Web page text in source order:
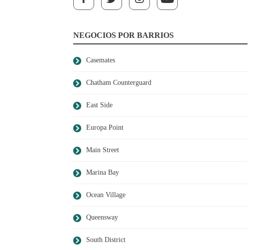
NEGOCIOS POR BARRIOS
Casemates
Chatham Counterguard
East Side
Europa Point
Main Street
Marina Bay
Ocean Village
Queensway
South District